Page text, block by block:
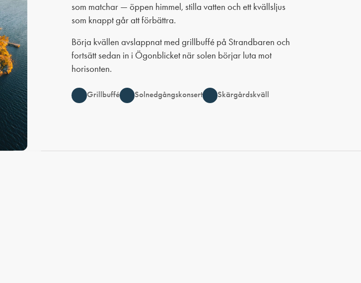
som matchar — öppen himmel, stilla vatten och ett kvällsljus
som knappt går att förbättra.
Börja kvällen avslappnat med grillbuffé på Strandbaren och
fortsätt sedan in i Ögonblicket när solen börjar luta mot
horisonten.
Grillbuffé Solnedgångskonsert Skärgårdskväll